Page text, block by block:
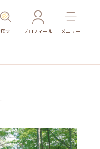
探す プロフィール メニュー
その他施設 ごはん